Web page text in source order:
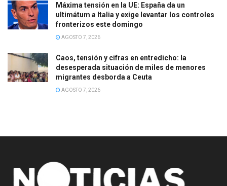
Máxima tensión en la UE: España da un
ultimátum a Italia y exige levantar los controles
fronterizos este domingo
AGOSTO 7, 2026
Caos, tensión y cifras en entredicho: la
desesperada situación de miles de menores
migrantes desborda a Ceuta
AGOSTO 7, 2026